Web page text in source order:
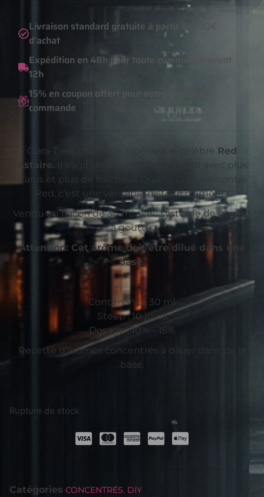
Livraison standard gratuite à partir de 100€
d'achat
Expédition en 48h pour toute commande avant
12h
15% en coupon offert pour votre première
commande
Clara-T est un arôme rapellant le célèbre Red
Astaire. Il s’agit du coté féminin du red avec plus
d’anis et plus de fraîcheur. Quand Clara rencontre
Red, c’est une véritable histoire d’amour !
Vendu en flacon de 30 ml avec système de goutte
à goutte.
Attention: Cet arôme doit être dilué dans une
base.
Contenance 30 ml
Steep : 10 jours
Dosage : 10% – 15%
Recette d’arômes concentrés à diluer dans de la
base.
Rupture de stock
Catégories CONCENTRÉS, DIY